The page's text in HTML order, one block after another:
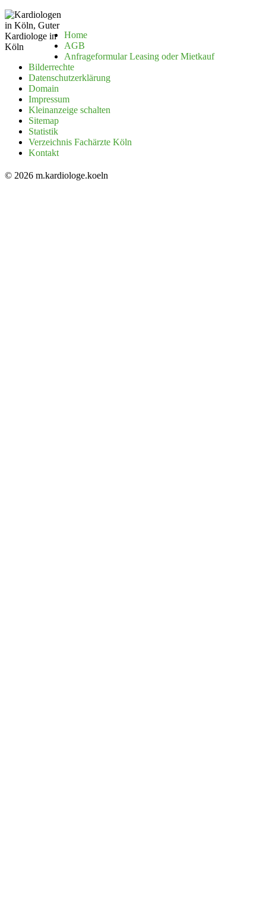
Home
AGB
Anfrageformular Leasing oder Mietkauf
Bilderrechte
Datenschutzerklärung
Domain
Impressum
Kleinanzeige schalten
Sitemap
Statistik
Verzeichnis Fachärzte Köln
Kontakt
© 2026 m.kardiologe.koeln